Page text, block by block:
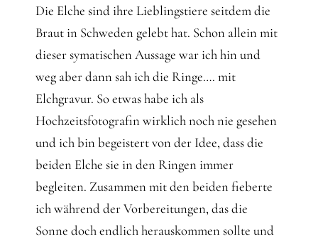
Die Elche sind ihre Lieblingstiere seitdem die
Braut in Schweden gelebt hat. Schon allein mit
dieser symatischen Aussage war ich hin und
weg aber dann sah ich die Ringe…. mit
Elchgravur. So etwas habe ich als
Hochzeitsfotografin wirklich noch nie gesehen
und ich bin begeistert von der Idee, dass die
beiden Elche sie in den Ringen immer
begleiten. Zusammen mit den beiden fieberte
ich während der Vorbereitungen, das die
Sonne doch endlich herauskommen sollte und